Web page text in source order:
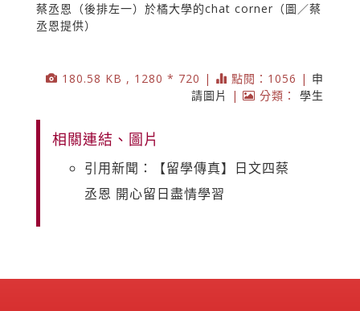
蔡丞恩（後排左一）於橘大學的chat corner（圖／蔡
丞恩提供）
180.58 KB , 1280 * 720 | 點閱：1056 | 申
請圖片
| 分類： 學生
相關連結、圖片
引用新聞：【留學傳真】日文四蔡
丞恩 開心留日盡情學習